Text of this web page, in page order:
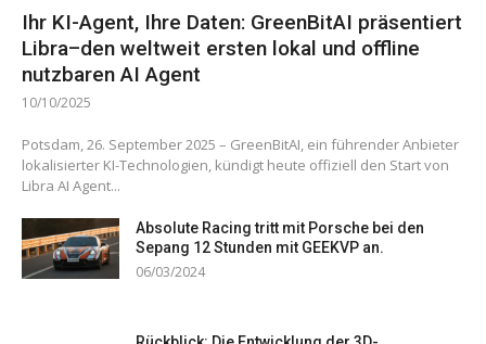
Ihr KI-Agent, Ihre Daten: GreenBitAI präsentiert
Libra–den weltweit ersten lokal und offline
nutzbaren AI Agent
10/10/2025
Potsdam, 26. September 2025 – GreenBitAI, ein führender Anbieter
lokalisierter KI-Technologien, kündigt heute offiziell den Start von
Libra AI Agent...
Absolute Racing tritt mit Porsche bei den
Sepang 12 Stunden mit GEEKVP an.
06/03/2024